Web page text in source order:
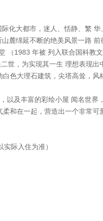
化大都市，迷人、恬静、繁 华
麓绵延不断的绝美风景一路
（1983 年被 列入联合国科教文
，为实现其一生 理想表现
色大理石建筑，尖塔高耸，
及丰富的彩绘小屋 闻名世
和在一起，营造出一个非常可
际入住为准）